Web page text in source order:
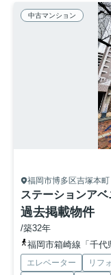
中古マンション
福岡市博多区吉塚本町
ステーションア
過去掲載物件
/築32年
福岡市箱崎線「千代
エレベーター リフ